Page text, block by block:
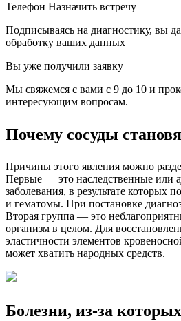
Телефон Назначить встречу
Подписываясь на диагностику, вы
обработку ваших данных
Вы уже получили заявку
Мы свяжемся с вами с 9 до 10 и
интересующим вопросам.
Почему сосуды
Причины этого явления можно
Первые — это наследственные или
заболевания, в результате которых
и гематомы. При постановке
Вторая группа — это
организм в целом. Для
эластичности элементов
может хватить народных средств.
Болезни, из-за